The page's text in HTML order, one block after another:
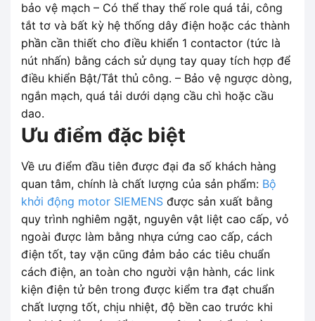
bảo vệ mạch – Có thể thay thế role quá tải, công
tắt tơ và bất kỳ hệ thống dây điện hoặc các thành
phần cần thiết cho điều khiển 1 contactor (tức là
nút nhấn) bằng cách sử dụng tay quay tích hợp để
điều khiển Bật/Tắt thủ công. – Bảo vệ ngược dòng,
ngắn mạch, quá tải dưới dạng cầu chì hoặc cầu
dao.
Ưu điểm đặc biệt
Về ưu điểm đầu tiên được đại đa số khách hàng
quan tâm, chính là chất lượng của sản phẩm: Bộ
khởi động motor SIEMENS được sản xuất bằng
quy trình nghiêm ngặt, nguyên vật liệt cao cấp, vỏ
ngoài được làm bằng nhựa cứng cao cấp, cách
điện tốt, tay vặn cũng đảm bảo các tiêu chuẩn
cách điện, an toàn cho người vận hành, các link
kiện điện tử bên trong được kiểm tra đạt chuẩn
chất lượng tốt, chịu nhiệt, độ bền cao trước khi